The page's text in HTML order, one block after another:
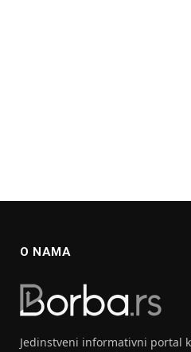
O NAMA
Jedinstveni informativni portal